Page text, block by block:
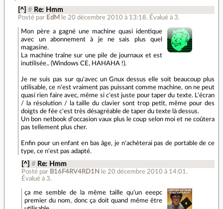
[^] # Re: Hmm
Posté par EdM le 20 décembre 2010 à 13:18. Évalué à 3.
Mon père a gagné une machine quasi identique
avec un abonnement à je ne sais plus quel
magasine.
La machine traîne sur une pile de journaux et est
inutilisée.. (Windows CE, HAHAHA !).
Je ne suis pas sur qu'avec un Gnux dessus elle soit beaucoup plus
utilisable, ce n'est vraiment pas puissant comme machine, on ne peut
quasi rien faire avec, même si c'est juste pour taper du texte. L'écran
/ la résolution / la taille du clavier sont trop petit, même pour des
doigts de fée c'est très désagréable de taper du texte là dessus.
Un bon netbook d'occasion vaux plus le coup selon moi et ne coûtera
pas tellement plus cher.
Enfin pour un enfant en bas âge, je n'achèterai pas de portable de ce
type, ce n'est pas adapté.
[^] # Re: Hmm
Posté par B16F4RV4RD1N le 20 décembre 2010 à 14:01 .
Évalué à 3.
ça me semble de la même taille qu'un eeepc
premier du nom, donc ça doit quand même être